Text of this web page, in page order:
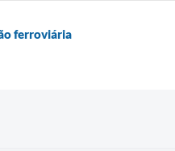
ferroviária